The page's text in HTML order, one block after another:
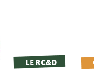
LE RC&D